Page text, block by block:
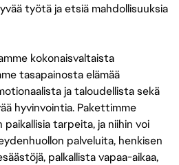
työtä ja etsiä mahdollisuuksia
kokonaisvaltaista
tasapainosta elämää
ja taloudellista sekä
hyvinvointia. Pakettimme
paikallisia tarpeita, ja niihin voi
palveluita, henkisen
palkallista vapaa-aikaa,